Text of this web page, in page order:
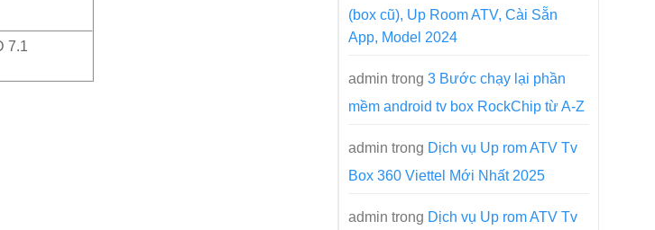
7.1
(box cũ), Up Room ATV, Cài Sẵn
App, Model 2024
admin trong 3 Bước chạy lại phần
mềm android tv box RockChip từ A-Z
admin trong Dịch vụ Up rom ATV Tv
Box 360 Viettel Mới Nhất 2025
admin trong Dịch vụ Up rom ATV Tv